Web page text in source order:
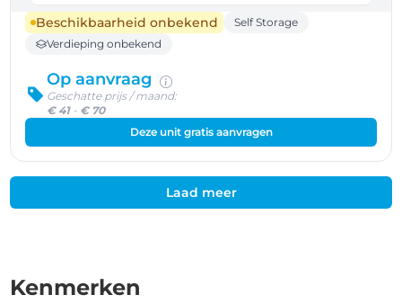
Beschikbaarheid onbekend
Self Storage
Verdieping onbekend
Op aanvraag
Geschatte prijs / maand:
€ 41- € 70
Deze unit gratis aanvragen
Laad meer
Kenmerken